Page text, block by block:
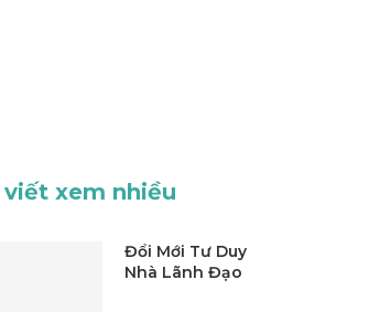
viết xem nhiều
Đổi Mới Tư Duy
Nhà Lãnh Đạo